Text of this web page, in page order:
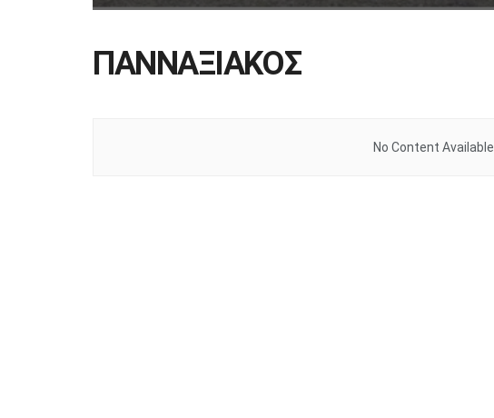
ΠΑΝΝΑΞΙΑΚΟΣ
No Content Available